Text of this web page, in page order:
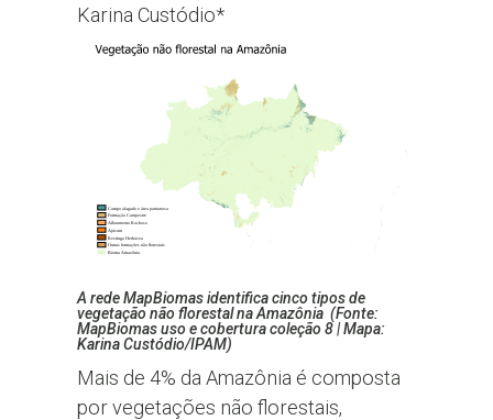
Karina Custódio*
A rede MapBiomas identifica cinco tipos de
vegetação não florestal na Amazônia (Fonte:
MapBiomas uso e cobertura coleção 8 | Mapa:
Karina Custódio/IPAM)
Mais de 4% da Amazônia é composta
por vegetações não florestais,